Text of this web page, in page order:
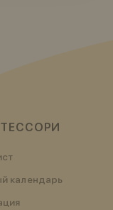
календарь